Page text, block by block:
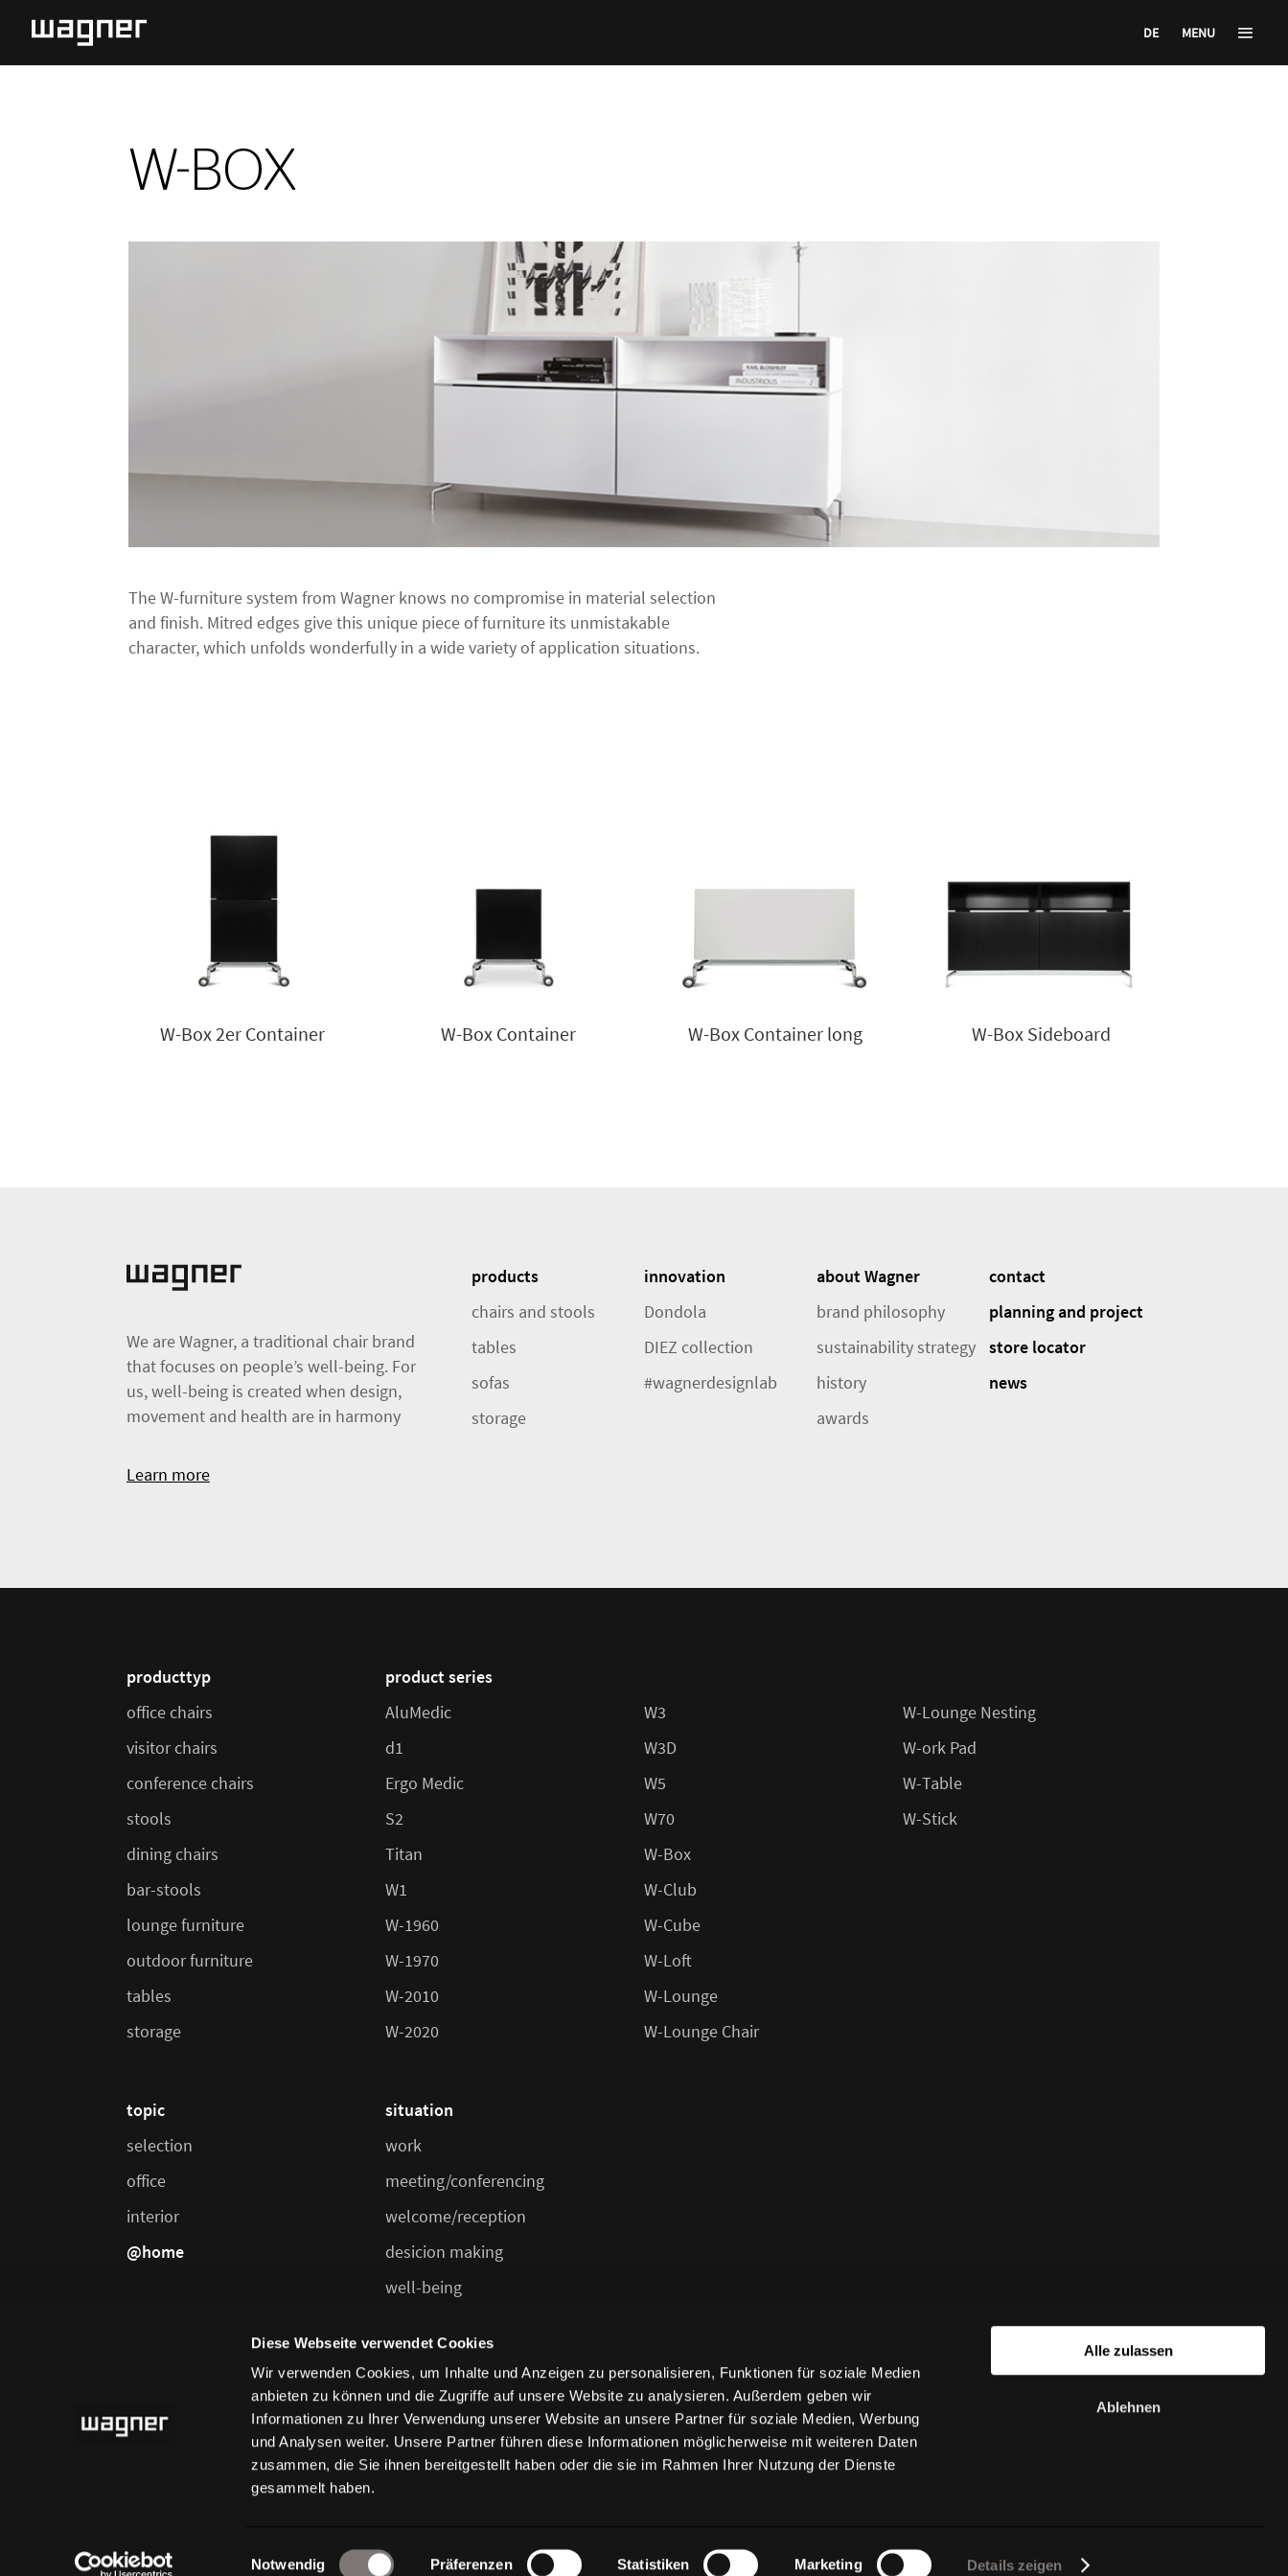
Diese Webseite verwendet Cookies
Wir verwenden Cookies, um Inhalte und Anzeigen zu personalisieren, Funktionen für soziale Medien
anbieten zu können und die Zugriffe auf unsere Website zu analysieren. Außerdem geben wir
Informationen zu Ihrer Verwendung unserer Website an unsere Partner für soziale Medien, Werbung
und Analysen weiter. Unsere Partner führen diese Informationen möglicherweise mit weiteren Daten
zusammen, die Sie ihnen bereitgestellt haben oder die sie im Rahmen Ihrer Nutzung der Dienste
gesammelt haben.
Einwilligungsauswahl
Notwendig Präferenzen Statistiken Marketing Details zeigen
Alle zulassen
Ablehnen
DE MENU
W-BOX
The W-furniture system from Wagner knows no compromise in material selection
and finish. Mitred edges give this unique piece of furniture its unmistakable
character, which unfolds wonderfully in a wide variety of application situations.
W-Box 2er Container W-Box Container W-Box Container long W-Box Sideboard
We are Wagner, a traditional chair brand
that focuses on people’s well-being. For
us, well-being is created when design,
movement and health are in harmony
Learn more
products
chairs and stools
tables
sofas
storage
innovation
Dondola
DIEZ collection
#wagnerdesignlab
about Wagner
brand philosophy
sustainability strategy
history
awards
contact
planning and project
store locator
news
producttyp
office chairs
visitor chairs
conference chairs
stools
dining chairs
bar-stools
lounge furniture
outdoor furniture
tables
storage
product series
AluMedic
d1
Ergo Medic
S2
Titan
W1
W-1960
W-1970
W-2010
W-2020
W3
W3D
W5
W70
W-Box
W-Club
W-Cube
W-Loft
W-Lounge
W-Lounge Chair
W-Lounge Nesting
W-ork Pad
W-Table
W-Stick
topic
selection
office
interior
@home
situation
work
meeting/conferencing
welcome/reception
desicion making
well-being